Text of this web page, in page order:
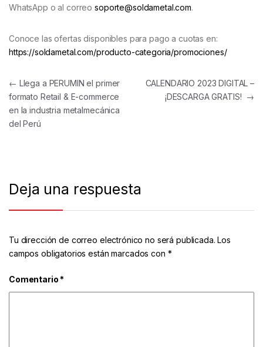
WhatsApp o al correosoporte@soldametal.com.
Conoce las ofertas disponibles para pago a cuotas en:
https://soldametal.com/producto-categoria/promociones/
← Llega a PERUMIN el primer
formato Retail & E-commerce
en la industria metalmecánica
del Perú
CALENDARIO 2023 DIGITAL –
¡DESCARGA GRATIS! →
Deja una respuesta
Tu dirección de correo electrónico no será publicada. Los
campos obligatorios están marcados con *
Comentario*